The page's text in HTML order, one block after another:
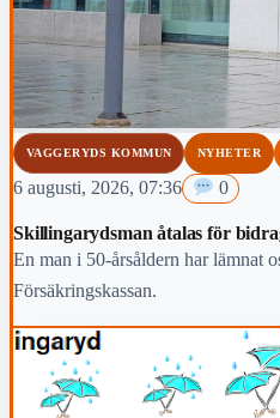
VAGGERYDS KOMMUN NYHETER
6 augusti, 2026, 07:36 0
Skillingarydsman åtalas för
En man i 50-årsåldern har lämnat
Försäkringskassan.